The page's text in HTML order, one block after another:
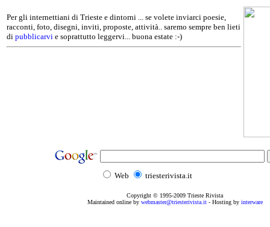
Per gli internettiani di Trieste e dintorni ... se volete inviarci poesie,
racconti, foto, disegni, inviti, proposte, attività.. saremo sempre ben lieti
di pubblicarvi e soprattutto leggervi... buona estate :-)
Web triesterivista.it
Copyright © 1995-2009 Trieste Rivista
Maintained online by webmaster@triesterivista.it- Hosting by interware